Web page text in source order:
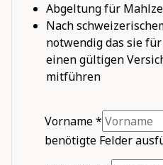
Abgeltung für
Nach
notwendig das sie
einen gültigen
mitführen
Vorname*
benötigte Felder